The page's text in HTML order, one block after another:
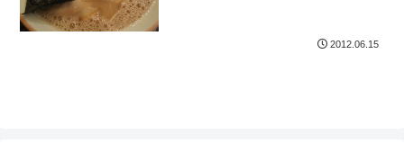
のようです。こだわりがある... 2012.06.15